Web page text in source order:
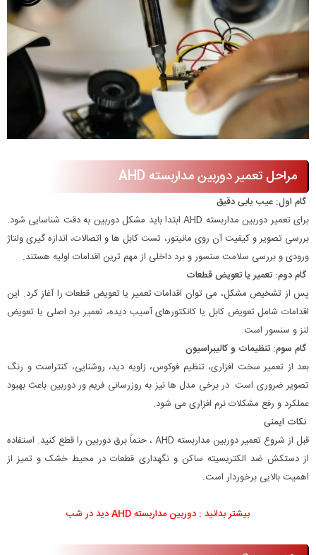
مراحل تعمیر دوربین مداربسته AHD
گام اول: عیب یابی دقیق
برای تعمیر دوربین مداربسته AHD ابتدا باید مشکل دوربین به دقت شناسایی شود.
بررسی تصویر و کیفیت آن روی مانیتور، تست کابل ها و اتصالات، اندازه گیری ولتاژ
ورودی و بررسی سلامت سنسور و برد داخلی از مهم ترین اقدامات اولیه هستند.
گام دوم: تعمیر یا تعویض قطعات
پس از تشخیص مشکل، می توان اقدامات تعمیر یا تعویض قطعات را آغاز کرد. این
اقدامات شامل تعویض کابل یا کانکتورهای آسیب دیده، تعمیر برد اصلی یا تعویض
لنز و سنسور است.
گام سوم: تنظیمات و کالیبراسیون
بعد از تعمیر سخت افزاری، تنظیم فوکوس، زاویه دید، روشنایی، کنتراست و رنگ
تصویر ضروری است. در برخی مدل ها نیز به روزرسانی فریم ور دوربین باعث بهبود
عملکرد و رفع مشکلات نرم افزاری می شود.
نکات ایمنی
قبل از شروع تعمیر دوربین مداربسته AHD ، حتماً برق دوربین را قطع کنید. استفاده
از دستکش ضد الکتریسیته ساکن و نگهداری قطعات در محیط خشک و تمیز از
اهمیت بالایی برخوردار است.
بیشتر بدانید : دوربین مداربسته AHD دید در شب